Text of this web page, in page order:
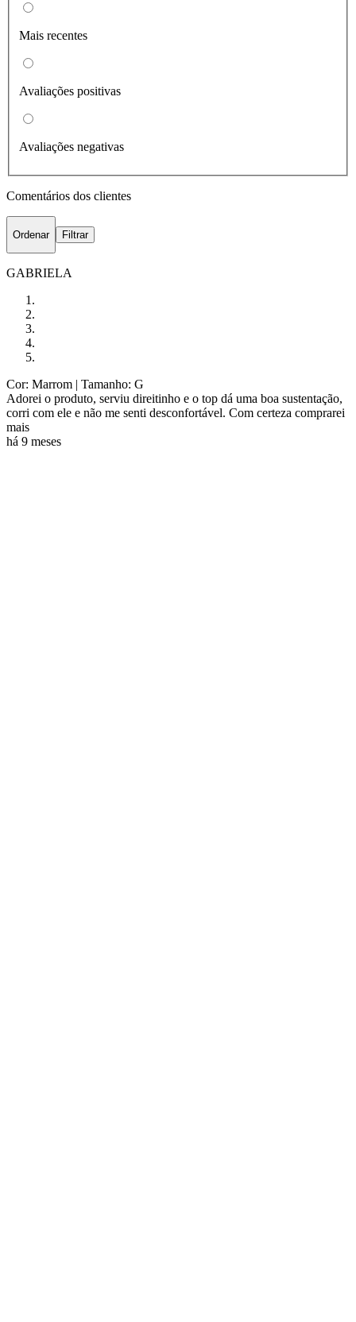
Mais recentes
Avaliações positivas
Avaliações negativas
Comentários dos clientes
Ordenar Filtrar
GABRIELA
Cor: Marrom | Tamanho: G
Adorei o produto, serviu direitinho e o top dá uma boa sustentação,
corri com ele e não me senti desconfortável. Com certeza comprarei
mais
há 9 meses